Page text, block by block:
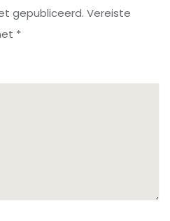
gepubliceerd. Vereiste
*